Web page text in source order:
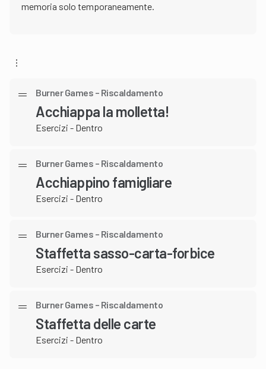
memoria solo temporaneamente.
Burner Games – Riscaldamento
Acchiappa la molletta!
Esercizi - Dentro
Burner Games – Riscaldamento
Acchiappino famigliare
Esercizi - Dentro
Burner Games – Riscaldamento
Staffetta sasso-carta-forbice
Esercizi - Dentro
Burner Games – Riscaldamento
Staffetta delle carte
Esercizi - Dentro